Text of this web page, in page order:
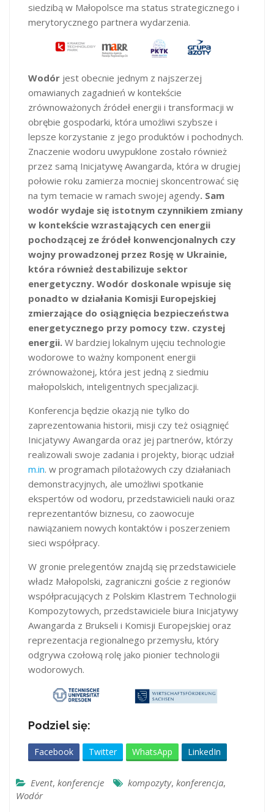
siedzibą w Małopolsce ma status strategicznego i
merytorycznego partnera wydarzenia.
Wodór jest obecnie jednym z najszerzej
omawianych zagadnień w kontekście
zrównoważonych źródeł energii i transformacji w
obrębie gospodarki, która umożliwi szybsze i
lepsze korzystanie z jego produktów i pochodnych.
Znaczenie wodoru uwypuklone zostało również
przez samą Inicjatywę Awangarda, która w drugiej
połowie roku zamierza mocniej skoncentrować się
na tym temacie w ramach swojej agendy. Sam
wodór wydaje się istotnym czynnikiem zmiany
w kontekście wzrastających cen energii
pochodzącej ze źródeł konwencjonalnych czy
wojny prowadzonej przez Rosję w Ukrainie,
która również destabilizuje sektor
energetyczny. Wodór doskonale wpisuje się
ponadto w działania Komisji Europejskiej
zmierzające do osiągnięcia bezpieczeństwa
energetycznego przy pomocy tzw. czystej
energii. W bardziej lokalnym ujęciu technologie
wodorowe to ważny komponent energii
zrównoważonej, która jest jedną z siedmiu
małopolskich, inteligentnych specjalizacji.
Konferencja będzie okazją nie tylko do
zaprezentowania historii, misji czy też osiągnięć
Inicjatywy Awangarda oraz jej partnerów, którzy
realizowali swoje zadania i projekty, biorąc udział
m.in. w programach pilotażowych czy działaniach
demonstracyjnych, ale umożliwi spotkanie
ekspertów od wodoru, przedstawicieli nauki oraz
reprezentantów biznesu, co zaowocuje
nawiązaniem nowych kontaktów i poszerzeniem
sieci współpracy.
W gronie prelegentów znajdą się przedstawiciele
władz Małopolski, zagraniczni goście z regionów
współpracujących z Polskim Klastrem Technologii
Kompozytowych, przedstawiciele biura Inicjatywy
Awangarda z Brukseli i Komisji Europejskiej oraz
reprezentacja regionalnego przemysłu, który
odgrywa czołową rolę jako pionier technologii
wodorowych.
Podziel się:
Facebook Twitter WhatsApp LinkedIn
Event, konferencje kompozyty, konferencja,
Wodór